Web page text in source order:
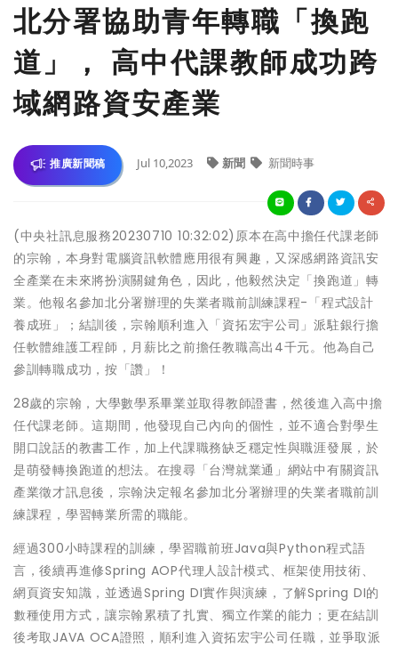
北分署協助青年轉職「換跑
道」， 高中代課教師成功跨
域網路資安產業
推廣新聞稿 Jul 10,2023 新聞 新聞時事
(中央社訊息服務20230710 10:32:02)原本在高中擔任代課老師
的宗翰，本身對電腦資訊軟體應用很有興趣，又深感網路資訊安
全產業在未來將扮演關鍵角色，因此，他毅然決定「換跑道」轉
業。他報名參加北分署辦理的失業者職前訓練課程-「程式設計
養成班」；結訓後，宗翰順利進入「資拓宏宇公司」派駐銀行擔
任軟體維護工程師，月薪比之前擔任教職高出4千元。他為自己
參訓轉職成功，按「讚」！
28歲的宗翰，大學數學系畢業並取得教師證書，然後進入高中擔
任代課老師。這期間，他發現自己內向的個性，並不適合對學生
開口說話的教書工作，加上代課職務缺乏穩定性與職涯發展，於
是萌發轉換跑道的想法。在搜尋「台灣就業通」網站中有關資訊
產業徵才訊息後，宗翰決定報名參加北分署辦理的失業者職前訓
練課程，學習轉業所需的職能。
經過300小時課程的訓練，學習職前班Java與Python程式語
言，後續再進修Spring AOP代理人設計模式、框架使用技術、
網頁資安知識，並透過Spring DI實作與演練，了解Spring DI的
數種使用方式，讓宗翰累積了扎實、獨立作業的能力；更在結訓
後考取JAVA OCA證照，順利進入資拓宏宇公司任職，並爭取派